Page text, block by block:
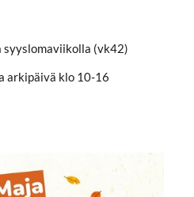
syyslomaviikolla (vk42)
arkipäivä klo 10-16